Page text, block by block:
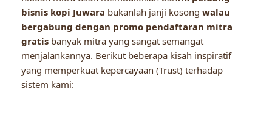
bisnis kopi Juwara bukanlah janji kosong walau
bergabung dengan promo pendaftaran mitra
gratis banyak mitra yang sangat semangat
menjalankannya. Berikut beberapa kisah inspiratif
yang memperkuat kepercayaan (Trust) terhadap
sistem kami: